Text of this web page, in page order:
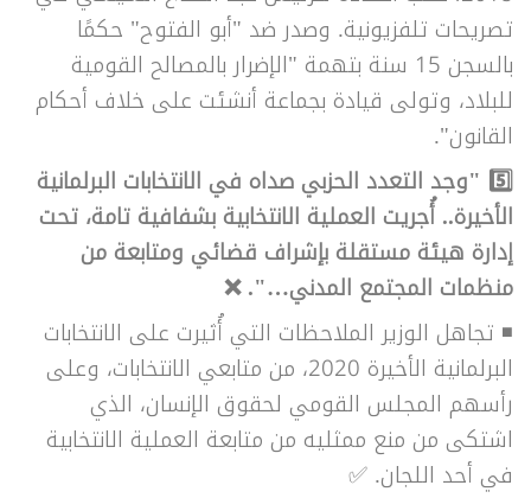
تصريحات تلفزيونية. وصدر ضد "أبو الفتوح" حكمًا
بالسجن 15 سنة بتهمة "الإضرار بالمصالح القومية
للبلاد، وتولى قيادة بجماعة أنشئت على خلاف أحكام
القانون".
5️⃣ "وجد التعدد الحزبي صداه في الانتخابات البرلمانية
الأخيرة.. أُجريت العملية الانتخابية بشفافية تامة، تحت
إدارة هيئة مستقلة بإشراف قضائي ومتابعة من
منظمات المجتمع المدني…". ❌
◾ تجاهل الوزير الملاحظات التي أُثيرت على الانتخابات
البرلمانية الأخيرة 2020، من متابعي الانتخابات، وعلى
رأسهم المجلس القومي لحقوق الإنسان، الذي
اشتكى من منع ممثليه من متابعة العملية الانتخابية
في أحد اللجان. ✅